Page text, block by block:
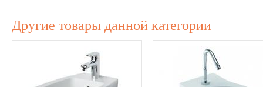
Другие товары данной категории